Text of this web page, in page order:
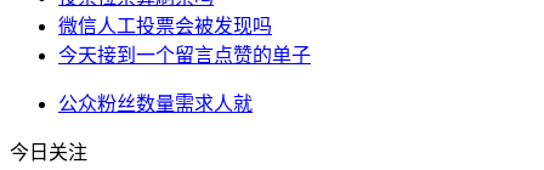
微信人工投票会被发现吗
今天接到一个留言点赞的单子
公众粉丝数量需求人就
今日关注